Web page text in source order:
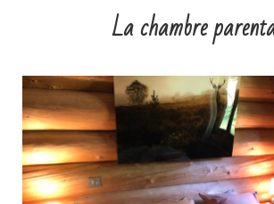
La chambre